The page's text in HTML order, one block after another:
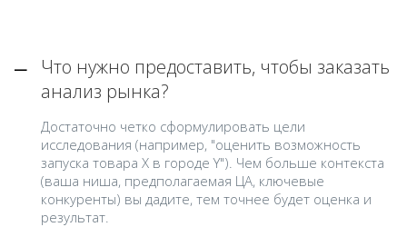
Что нужно предоставить, чтобы заказать
анализ рынка?
Достаточно четко сформулировать цели
исследования (например, "оценить возможность
запуска товара Х в городе Y"). Чем больше контекста
(ваша ниша, предполагаемая ЦА, ключевые
конкуренты) вы дадите, тем точнее будет оценка и
результат.